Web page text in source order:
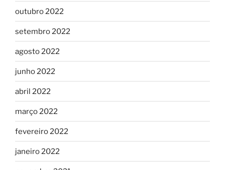
outubro 2022
setembro 2022
agosto 2022
junho 2022
abril 2022
março 2022
fevereiro 2022
janeiro 2022